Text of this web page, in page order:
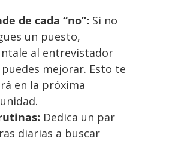
de cada “no”: Si no
un puesto,
al entrevistador
mejorar. Esto te
en la próxima
Dedica un par
diarias a buscar